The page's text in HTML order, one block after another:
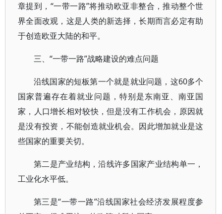
章提到，“一带一路”将推动欧亚非整合，推动整个世
界全面改观，这是人类的新选择，长期而言必定有助
于创造欧亚大陆的和平。
三、“一带一路”战略建设的难点问题
沿线国家的短板第一个就是就业问题，这60多个
国家普遍存在着就业问题，特别是东南亚、南亚国
家，人口增长相对较快，但是没有工作机会，原因就
是没有投资，不能创造就业机会。因此增加就业是这
些国家的重要关切。
第二是产业结构，沿线许多国家产业结构单一，
工业化水平低。
第三是“一带一路”沿线国家社会经济发展程度参